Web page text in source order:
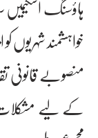
خواہشمند
منصوبے
کے لیے